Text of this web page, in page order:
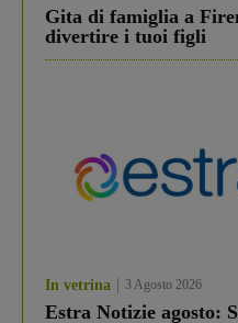
Gita di famiglia a
divertire i tuoi figli
In vetrina 3 Agosto 2026
Estra Notizie agosto: